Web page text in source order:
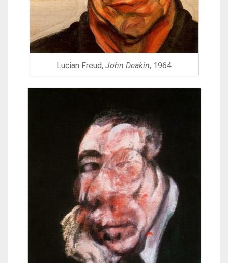
Lucian Freud, John Deakin, 1964